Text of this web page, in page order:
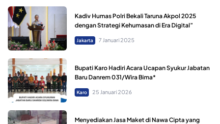
Kadiv Humas Polri Bekali Taruna Akpol 2025
dengan Strategi Kehumasan di Era Digital”
Jakarta 7 Januari 2025
Bupati Karo Hadiri Acara Ucapan Syukur Jabatan
Baru Danrem 031/Wira Bima*
Karo 25 Januari 2026
Menyediakan Jasa Maket di Nawa Cipta yang